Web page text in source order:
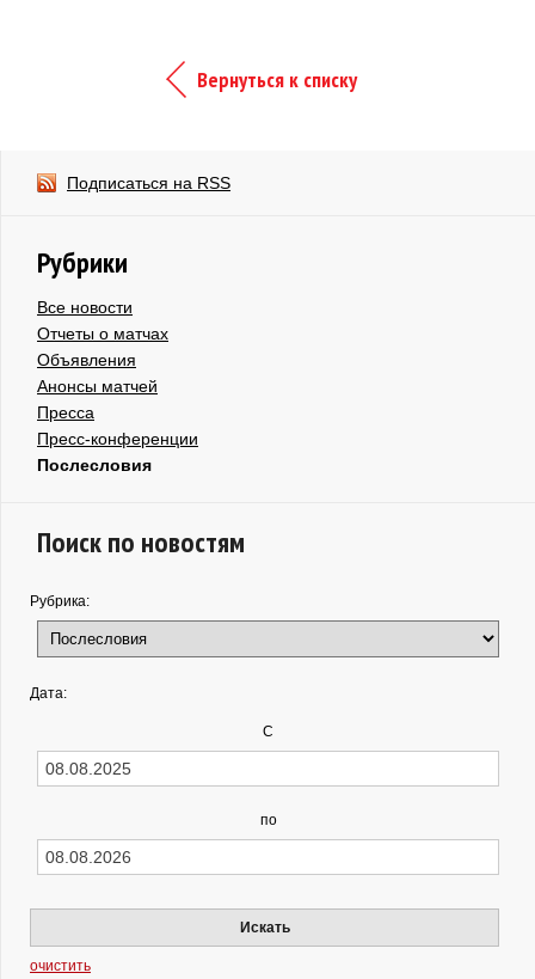
Вернуться к списку
Подписаться на RSS
Рубрики
Все новости
Отчеты о матчах
Объявления
Анонсы матчей
Пресса
Пресс-конференции
Послесловия
Поиск по новостям
Рубрика:
Дата:
С
по
Искать
очистить